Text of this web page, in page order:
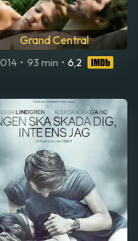
Grand Central
• 93 min • 6,2